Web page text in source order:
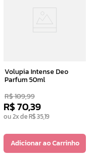
Volupia Intense Deo
Parfum 50ml
R$109,99
R$70,39
ou2x deR$35,19
Adicionar ao Carrinho